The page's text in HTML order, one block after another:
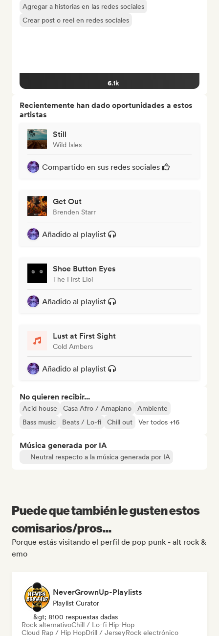
Agregar a historias en las redes sociales
Crear post o reel en redes sociales
6.1k
Recientemente han dado oportunidades a estos
artistas
Still
Wild Isles
Compartido en sus redes sociales
Get Out
Brenden Starr
Añadido al playlist
Shoe Button Eyes
The First Eloi
Añadido al playlist
Lust at First Sight
Cold Ambers
Añadido al playlist
No quieren recibir...
Acid house Casa Afro / Amapiano
Ambiente
Bass music
Beats / Lo-fi Chill out Ver todos +16
Música generada por IA
Neutral respecto a la música generada por IA
Puede que también le gusten estos
comisarios/pros...
Porque estás visitando el perfil de pop punk - alt rock &
emo
NeverGrownUp-Playlists
Playlist Curator
&gt; 8100 respuestas dadas
Rock alternativoChill / Lo-fi Hip-Hop
Cloud Rap / Hip HopDrill / JerseyRock electrónico